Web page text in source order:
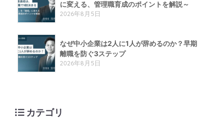
に変える、管理職育成のポイントを解説～
2026年8月5日
なぜ中小企業は2人に1人が辞めるのか？早期
離職を防ぐ3ステップ
2026年8月5日
カテゴリ